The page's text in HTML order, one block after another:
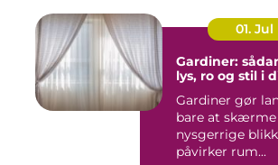
01. Jul
Gardiner:
lys, ro og stil i
Gardiner gør
bare at
nysgerrige
påvirker rum...